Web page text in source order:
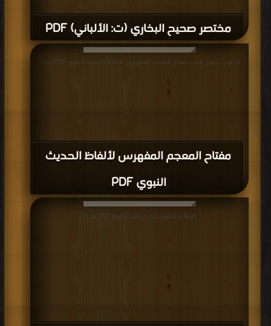
مختصر صحيح البخاري (ت: الألباني) PDF
مفتاح المعجم المفهرس لألفاظ الحديث
النبوي PDF
قراءة و تحميل كتاب مفتاح المعجم المفهرس لألفاظ الحديث النبوي PDF مجانا
قراءة و تحميل كتاب براهين النبوة PDF مجانا